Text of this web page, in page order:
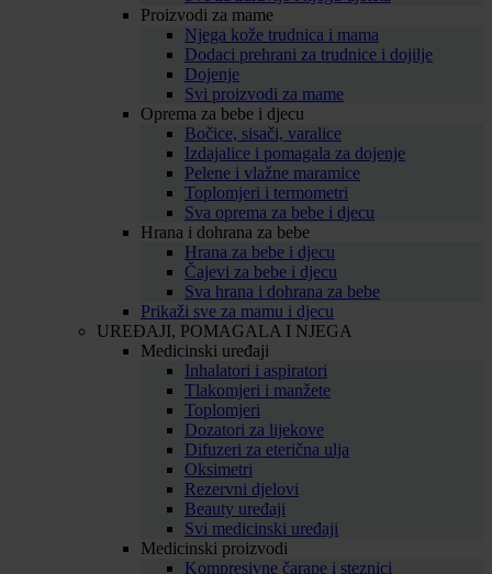
Proizvodi za mame
Njega kože trudnica i mama
Dodaci prehrani za trudnice i dojilje
Dojenje
Svi proizvodi za mame
Oprema za bebe i djecu
Bočice, sisači, varalice
Izdajalice i pomagala za dojenje
Pelene i vlažne maramice
Toplomjeri i termometri
Sva oprema za bebe i djecu
Hrana i dohrana za bebe
Hrana za bebe i djecu
Čajevi za bebe i djecu
Sva hrana i dohrana za bebe
Prikaži sve za mamu i djecu
UREĐAJI, POMAGALA I NJEGA
Medicinski uređaji
Inhalatori i aspiratori
Tlakomjeri i manžete
Toplomjeri
Dozatori za lijekove
Difuzeri za eterična ulja
Oksimetri
Rezervni djelovi
Beauty uređaji
Svi medicinski uređaji
Medicinski proizvodi
Kompresivne čarape i steznici